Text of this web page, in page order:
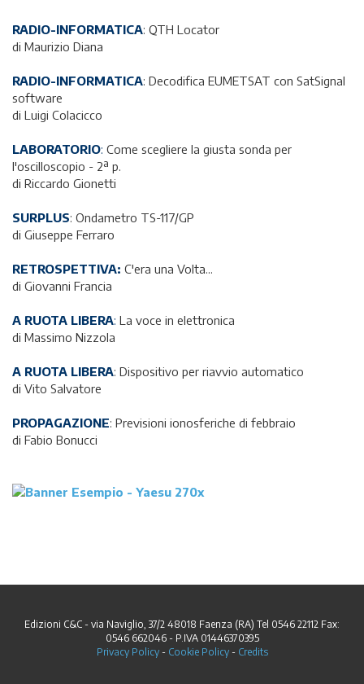
RADIO-INFORMATICA: QTH Locator
di Maurizio Diana
RADIO-INFORMATICA: Decodifica EUMETSAT con SatSignal
software
di Luigi Colacicco
LABORATORIO: Come scegliere la giusta sonda per
l'oscilloscopio - 2ª p.
di Riccardo Gionetti
SURPLUS: Ondametro TS-117/GP
di Giuseppe Ferraro
RETROSPETTIVA: C'era una Volta...
di Giovanni Francia
A RUOTA LIBERA: La voce in elettronica
di Massimo Nizzola
A RUOTA LIBERA: Dispositivo per riavvio automatico
di Vito Salvatore
PROPAGAZIONE: Previsioni ionosferiche di febbraio
di Fabio Bonucci
Edizioni C&C - via Naviglio, 37/2 48018 Faenza (RA) Tel 0546 22112 Fax:
0546 662046 - P.IVA 01446370395
Privacy Policy- Cookie Policy- Credits